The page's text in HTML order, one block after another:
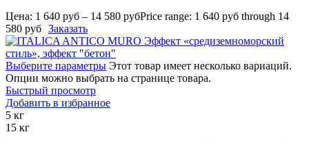
Цена: 1 640 руб – 14 580 рубPrice range: 1 640 руб through 14
580 руб Заказать
Выберите параметры Этот товар имеет несколько вариаций.
Опции можно выбрать на странице товара.
Быстрый просмотр
Добавить в избранное
5 кг
15 кг